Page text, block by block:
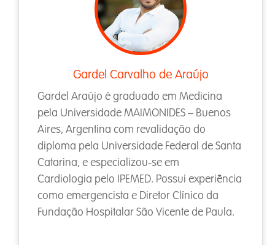
Gardel Carvalho de Araújo
Gardel Araújo é graduado em Medicina
pela Universidade MAIMONIDES – Buenos
Aires, Argentina com revalidação do
diploma pela Universidade Federal de Santa
Catarina, e especializou-se em
Cardiologia pelo IPEMED. Possui experiência
como emergencista e Diretor Clínico da
Fundação Hospitalar São Vicente de Paula.